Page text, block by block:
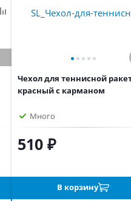
Чехол для теннисной
красный с карманом
Много
510 ₽
В корзину